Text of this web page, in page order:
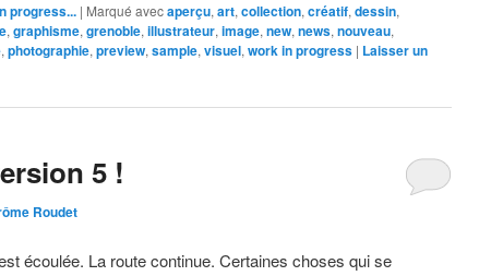
progress... | Marqué avecaperçu, art, collection, créatif, dessin,
, graphisme, grenoble, illustrateur, image, new, news, nouveau,
, photographie, preview, sample, visuel, work in progress | Laisser un
5 !
Roudet
écoulée. La route continue. Certaines choses qui se